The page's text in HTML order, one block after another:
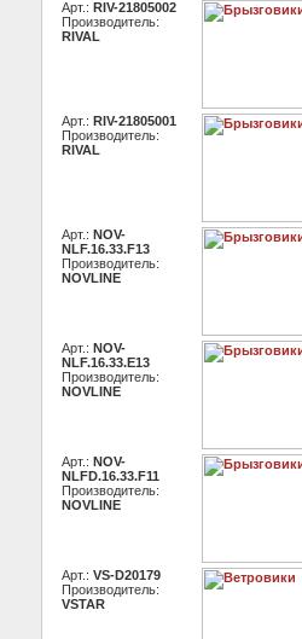
Арт.: RIV-21805002
Производитель:
RIVAL
Арт.: RIV-21805001
Производитель:
RIVAL
Арт.: NOV-
NLF.16.33.F13
Производитель:
NOVLINE
Арт.: NOV-
NLF.16.33.E13
Производитель:
NOVLINE
Арт.: NOV-
NLFD.16.33.F11
Производитель:
NOVLINE
Арт.: VS-D20179
Производитель:
VSTAR